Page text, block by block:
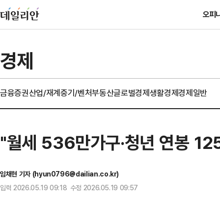
오피
경제
금융증권산업/재계중기/벤처부동산글로벌경제생활경제경제일반
"월세 536만가구·청년 연봉
임채현 기자 (hyun0796@dailian.co.kr)
입력 2026.05.19 09:18 수정 2026.05.19 09:57